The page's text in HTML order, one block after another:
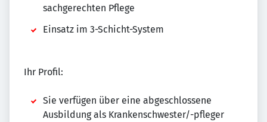
sachgerechten Pflege
Einsatz im 3-Schicht-System
Ihr Profil:
Sie verfügen über eine abgeschlossene
Ausbildung als Krankenschwester/-pfleger